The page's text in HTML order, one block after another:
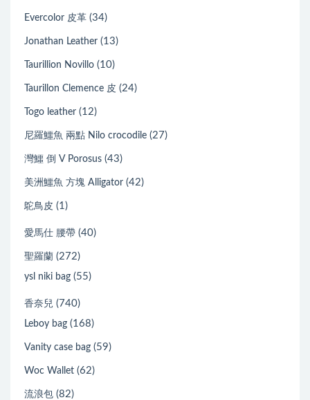
Evercolor 皮革 (34)
Jonathan Leather (13)
Taurillion Novillo (10)
Taurillon Clemence 皮 (24)
Togo leather (12)
尼羅鱷魚 兩點 Nilo crocodile (27)
灣鱷 倒 V Porosus (43)
美洲鱷魚 方塊 Alligator (42)
鴕鳥皮 (1)
愛馬仕 腰帶 (40)
聖羅蘭 (272)
ysl niki bag (55)
香奈兒 (740)
Leboy bag (168)
Vanity case bag (59)
Woc Wallet (62)
流浪包 (82)